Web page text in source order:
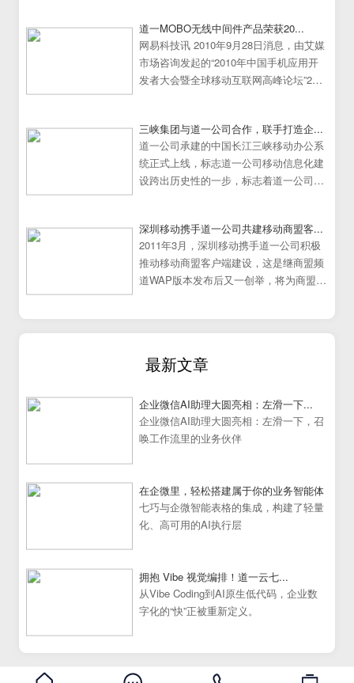
道一MOBO无线中间件产品荣获20...
网易科技讯 2010年9月28日消息，由艾媒
市场咨询发起的“2010年中国手机应用开
发者大会暨全球移动互联网高峰论坛”25
三峡集团与道一公司合作，联手打造企...
道一公司承建的中国长江三峡移动办公系
统正式上线，标志道一公司移动信息化建
设跨出历史性的一步，标志着道一公司移
深圳移动携手道一公司共建移动商盟客...
2011年3月，深圳移动携手道一公司积极
推动移动商盟客户端建设，这是继商盟频
道WAP版本发布后又一创举，将为商盟频
最新文章
企业微信AI助理大圆亮相：左滑一下...
企业微信AI助理大圆亮相：左滑一下，召
唤工作流里的业务伙伴
在企微里，轻松搭建属于你的业务智能体
七巧与企微智能表格的集成，构建了轻量
化、高可用的AI执行层
拥抱 Vibe 视觉编排！道一云七...
从Vibe Coding到AI原生低代码，企业数
字化的“快”正被重新定义。